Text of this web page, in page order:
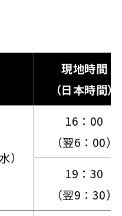
現地時間
（日本時間）
）
16：00
（翌6：00）
19：30
（翌9：30）